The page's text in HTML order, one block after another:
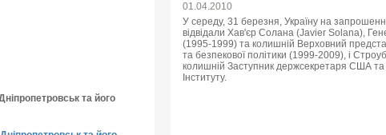
та його
01.04.2010
У середу, 31 березня, Україну на
відвідали Хав'єр Солана (Javier Solana),
(1995-1999) та колишній Верховний
та безпекової політики (1999-2009), і
колишній Заступник держсекретаря США та
Інституту.